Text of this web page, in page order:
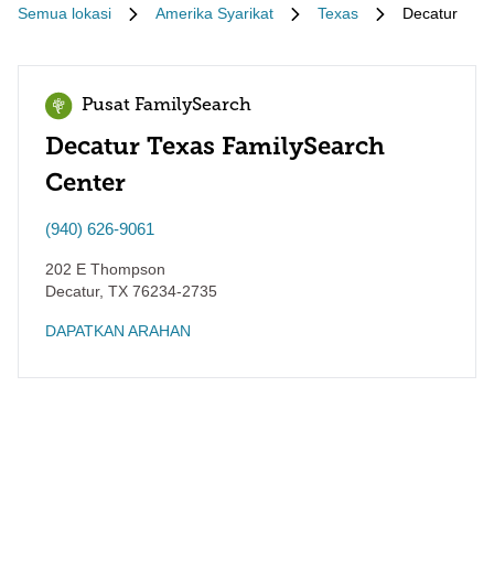
Semua lokasi Amerika Syarikat Texas Decatur
Pusat FamilySearch
Decatur Texas FamilySearch
Center
(940) 626-9061
202 E Thompson
Decatur, TX 76234-2735
DAPATKAN ARAHAN